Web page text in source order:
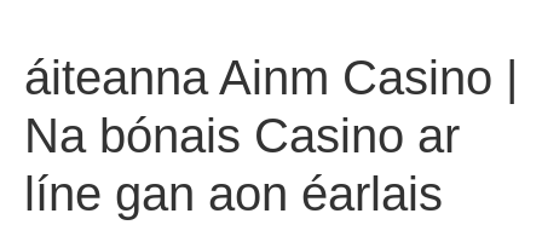
áiteanna Ainm Casino |
Na bónais Casino ar
líne gan aon éarlais